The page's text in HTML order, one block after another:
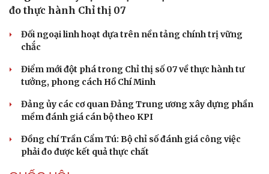
NHẬN DIỆN SỰ THẬT
chứng minh qua những số liệu cụ thể
Thực tiễn vận hành chính quyền ba cấp bác bỏ mọi luận
điệu xuyên tạc
Thủ đoạn xuyên tạc mới trên không gian mạng thời AI
Tự cảnh giác trước tâm lý đám đông khi dùng mạng xã
hội